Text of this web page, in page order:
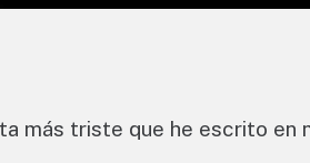
más triste que he escrito en